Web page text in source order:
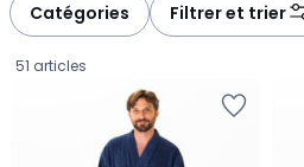
Catégories Filtrer et trier
51 articles